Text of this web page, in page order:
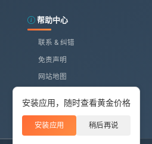
安装应用，随时查看黄金价格
安装应用 稍后再说
帮助中心
联系 & 纠错
免责声明
网站地图